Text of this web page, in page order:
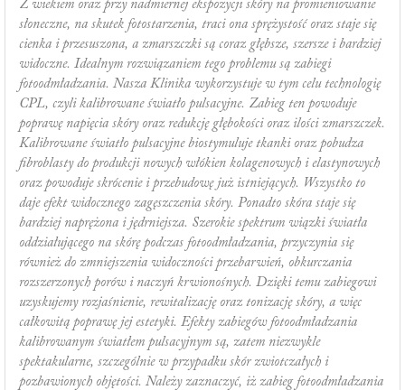
Z wiekiem oraz przy nadmiernej ekspozycji skóry na promieniowanie
słoneczne, na skutek fotostarzenia, traci ona sprężystość oraz staje się
cienka i przesuszona, a zmarszczki są coraz głębsze, szersze i bardziej
widoczne. Idealnym rozwiązaniem tego problemu są zabiegi
fotoodmładzania. Nasza Klinika wykorzystuje w tym celu technologię
CPL, czyli kalibrowane światło pulsacyjne. Zabieg ten powoduje
poprawę napięcia skóry oraz redukcję głębokości oraz ilości zmarszczek.
Kalibrowane światło pulsacyjne biostymuluje tkanki oraz pobudza
fibroblasty do produkcji nowych włókien kolagenowych i elastynowych
oraz powoduje skrócenie i przebudowę już istniejących. Wszystko to
daje efekt widocznego zagęszczenia skóry. Ponadto skóra staje się
bardziej naprężona i jędrniejsza. Szerokie spektrum wiązki światła
oddziałującego na skórę podczas fotoodmładzania, przyczynia się
również do zmniejszenia widoczności przebarwień, obkurczania
rozszerzonych porów i naczyń krwionośnych. Dzięki temu zabiegowi
uzyskujemy rozjaśnienie, rewitalizację oraz tonizację skóry, a więc
całkowitą poprawę jej estetyki. Efekty zabiegów fotoodmładzania
kalibrowanym światłem pulsacyjnym są, zatem niezwykle
spektakularne, szczególnie w przypadku skór zwiotczałych i
pozbawionych objętości. Należy zaznaczyć, iż zabieg fotoodmładzania